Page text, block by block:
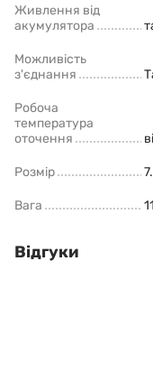
Живлення від
акумулятора
Можливість
з'єднання
Робоча
температура
оточення
Розмір
Вага
Відгуки